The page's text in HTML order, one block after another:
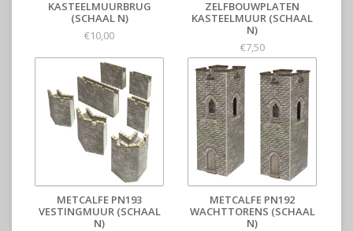
KASTEELMUURBRUG
(SCHAAL N)
€10,00
ZELFBOUWPLATEN
KASTEELMUUR (SCHAAL
N)
€7,50
METCALFE PN193
VESTINGMUUR (SCHAAL
N)
METCALFE PN192
WACHTTORENS (SCHAAL
N)